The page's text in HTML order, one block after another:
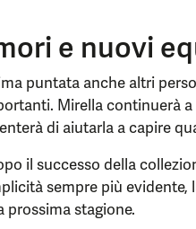
e nuovi
puntata anche altri
Mirella continuerà
di aiutarla a capire
il successo della
sempre più
prossima stagione.